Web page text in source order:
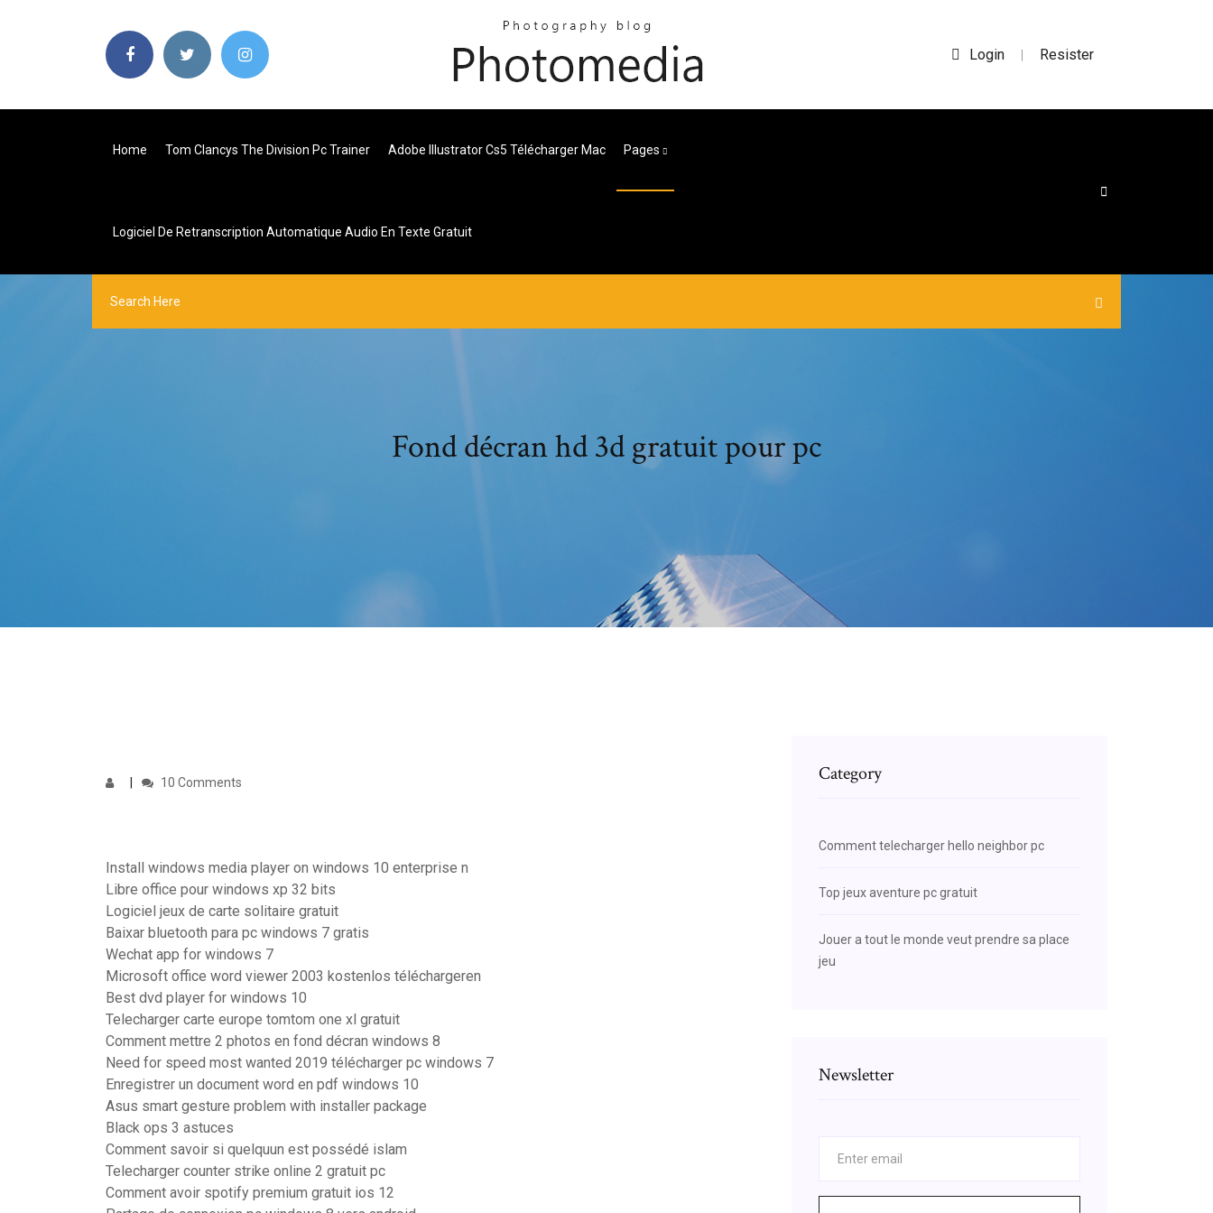
Login | Resister
Home Tom Clancys The Division Pc Trainer Adobe Illustrator Cs5 Télécharger Mac Pages
Logiciel De Retranscription Automatique Audio En Texte Gratuit
Fond décran hd 3d gratuit pour pc
10 Comments
Install windows media player on windows 10 enterprise n
Libre office pour windows xp 32 bits
Logiciel jeux de carte solitaire gratuit
Baixar bluetooth para pc windows 7 gratis
Wechat app for windows 7
Microsoft office word viewer 2003 kostenlos téléchargeren
Best dvd player for windows 10
Telecharger carte europe tomtom one xl gratuit
Comment mettre 2 photos en fond décran windows 8
Need for speed most wanted 2019 télécharger pc windows 7
Enregistrer un document word en pdf windows 10
Asus smart gesture problem with installer package
Black ops 3 astuces
Comment savoir si quelquun est possédé islam
Telecharger counter strike online 2 gratuit pc
Comment avoir spotify premium gratuit ios 12
Category
Comment telecharger hello neighbor pc
Top jeux aventure pc gratuit
Jouer a tout le monde veut prendre sa place
jeu
Newsletter